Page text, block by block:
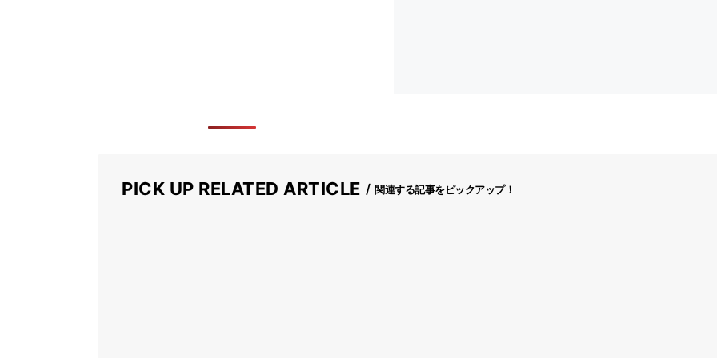
PICK UP RELATED ARTICLE 関連する記事をピックアップ！